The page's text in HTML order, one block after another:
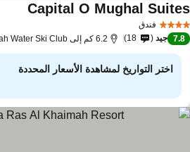
فندق
Capital O Mughal
7.8 جيد 18 6.2 كم إلى Ras Al-Khaimah Water Ski Club
اختر التواريخ لمشاهدة الأسعار المحددة